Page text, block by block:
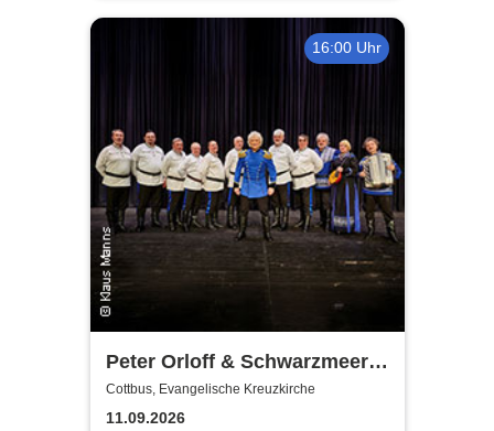
16:00 Uhr
Peter Orloff & Schwarzmeer
Kosaken-Chor - Das
Wolgalied
Cottbus, Evangelische Kreuzkirche
11.09.2026